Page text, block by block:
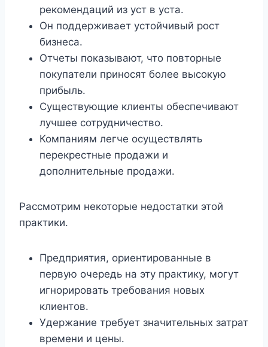
рекомендаций из уст в уста.
Он поддерживает устойчивый рост
бизнеса.
Отчеты показывают, что повторные
покупатели приносят более высокую
прибыль.
Существующие клиенты обеспечивают
лучшее сотрудничество.
Компаниям легче осуществлять
перекрестные продажи и
дополнительные продажи.
Рассмотрим некоторые недостатки этой
практики.
Предприятия, ориентированные в
первую очередь на эту практику, могут
игнорировать требования новых
клиентов.
Удержание требует значительных затрат
времени и цены.